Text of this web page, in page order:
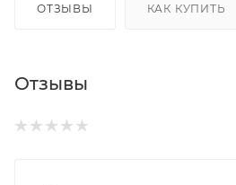
ОТЗЫВЫ КАК КУПИТЬ
Отзывы